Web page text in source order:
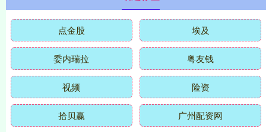
点金股 埃及
委内瑞拉 粤友钱
视频 险资
拾贝赢 广州配资网